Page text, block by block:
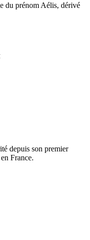
du prénom Aélis, dérivé
depuis son premier
France.